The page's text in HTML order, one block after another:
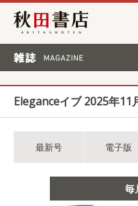
秋田書店
Eleganceイブ 2025年11
最新号 電子版
毎